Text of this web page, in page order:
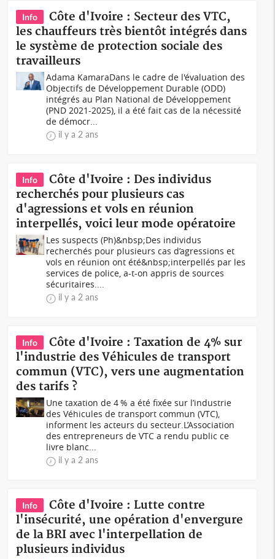
Info
Côte d'Ivoire : Secteur des VTC,
les chauffeurs très bientôt intégrés dans
le système de protection sociale des
travailleurs
Adama KamaraDans le cadre de l'évaluation des
Objectifs de Développement Durable (ODD)
intégrés au Plan National de Développement
(PND 2021-2025), il a été fait cas de la nécessité
de démocr...
il y a 2 ans
Info
Côte d'Ivoire : Des individus
recherchés pour plusieurs cas
d'agressions et vols en réunion
interpellés, voici leur mode opératoire
Les suspects (Ph)&nbsp;Des individus
recherchés pour plusieurs cas d’agressions et
vols en réunion ont été&nbsp;interpellés par les
services de police, a-t-on appris de sources
sécuritaires....
il y a 2 ans
Info
Côte d'Ivoire : Taxation de 4% sur
l'industrie des Véhicules de transport
commun (VTC), vers une augmentation
des tarifs ?
Une taxation de 4 % a été fixée sur l’industrie
des Véhicules de transport commun (VTC),
informent les acteurs du secteur.L’Association
des entrepreneurs de VTC a rendu public ce
livre blanc...
il y a 2 ans
Info
Côte d'Ivoire : Lutte contre
l'insécurité, une opération d'envergure
de la BRI avec l'interpellation de
plusieurs individus